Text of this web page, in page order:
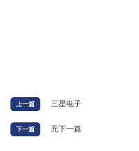
上一篇 三星电子
下一篇 无下一篇